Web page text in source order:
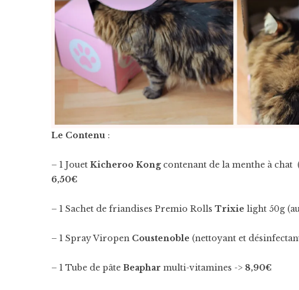
Le Contenu :
– 1 Jouet Kicheroo Kongcontenant de la menthe à chat
6,50€
– 1 Sachet de friandises Premio Rolls Trixie light 50g
– 1 Spray Viropen Coustenoble (nettoyant et
– 1 Tube de pâte Beaphar multi-vitamines -> 8,90€